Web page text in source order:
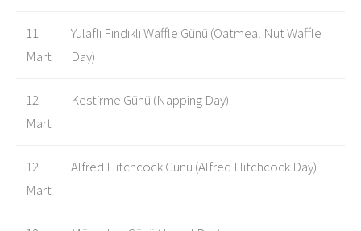
11
Mart
Yulaflı Fındıklı Waffle Günü (Oatmeal Nut Waffle
Day)
12
Mart
Kestirme Günü (Napping Day)
12
Mart
Alfred Hitchcock Günü (Alfred Hitchcock Day)